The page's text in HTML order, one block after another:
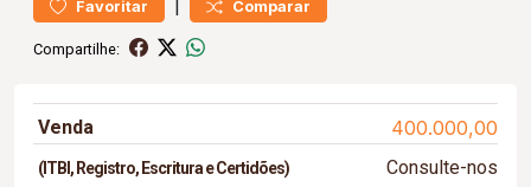
Favoritar | Comparar
Compartilhe:
Venda 400.000,00
(ITBI, Registro, Escritura e Certidões) Consulte-nos